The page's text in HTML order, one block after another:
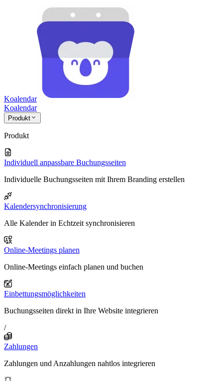
Koalendar
Koalendar
Produkt
Produkt
Individuell anpassbare Buchungsseiten
Individuelle Buchungsseiten mit Ihrem Branding erstellen
Kalendersynchronisierung
Alle Kalender in Echtzeit synchronisieren
Online-Meetings planen
Online-Meetings einfach planen und buchen
Einbettungsmöglichkeiten
Buchungsseiten direkt in Ihre Website integrieren
/
Zahlungen
Zahlungen und Anzahlungen nahtlos integrieren